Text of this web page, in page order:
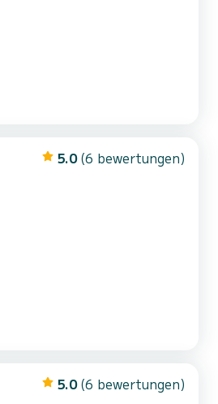
5.0 (6 bewertungen)
5.0 (6 bewertungen)